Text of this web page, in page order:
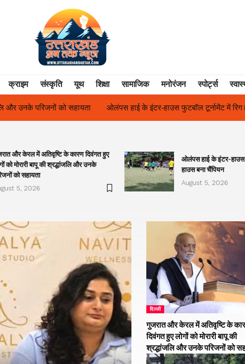
क्राइम संस्कृति यूथ शिक्षा सामाजिक मनोरंजन स्पोर्ट्स
के इंटर-हाउस फुटबॉल टूर्नामेंट में रिग हाउस बना चैंपियन तुलाज़ ने रचा
और केरल में अतिवृष्टि के कारण दिवंगत हुए
को मोरारी बापू की श्रद्धांजलि और उनके
को सहायता
5, 2026
ओलंपस हाई के इंटर-हाउस
हाउस बना चैंपियन
August 5, 2026
दिल्ली
गुजरात और केरल में अतिवृष्टि के
दिवंगत हुए लोगों को मोरारी बापू की
श्रद्धांजलि और उनके परिजनों को